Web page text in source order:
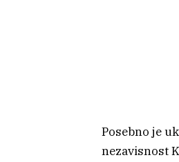
Posebno je
nezavisnost